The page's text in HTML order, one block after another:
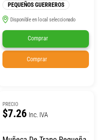
PEQUEÑOS GUERREROS
Disponible en local seleccionado
Comprar
Comprar
PRECIO
$7.26 Inc. IVA